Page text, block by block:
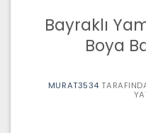
Bayraklı
Boya
MURAT3534